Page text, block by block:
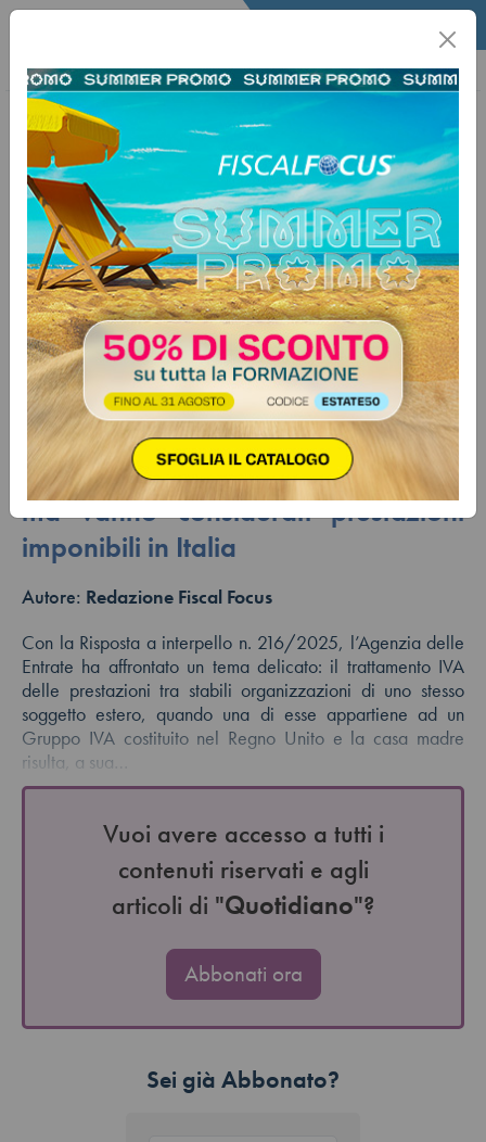
Home Quotidiano Il Quotidiano Articoli Fisco
20 agosto 2025
Categorie: Iva > Operazioni Extracomunitarie
Stop all’esclusione IVA per le
operazioni tra branch UK e Italia
L’Agenzia delle Entrate chiarisce
che, quando la casa madre aderisce
a un Gruppo IVA UE, i servizi resi
dalla branch UK alla branch italiana
non sono più esclusi dal campo IVA,
ma vanno considerati prestazioni
imponibili in Italia
Autore: Redazione Fiscal Focus
Con la Risposta a interpello n. 216/2025, l’Agenzia delle
Entrate ha affrontato un tema delicato: il trattamento IVA
delle prestazioni tra stabili organizzazioni di uno stesso
soggetto estero, quando una di esse appartiene ad un
Gruppo IVA costituito nel Regno Unito e la casa madre
risulta, a sua…
Vuoi avere accesso a tutti i
contenuti riservati e agli
articoli di "Quotidiano"?
Abbonati ora
Sei già Abbonato?